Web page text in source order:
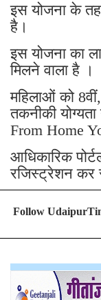
इस योजना के
है।
इस योजना का
मिलने वाला है ।
महिलाओं को
तकनीकी
From Home
आधिकारिक
रजिस्ट्रेशन
Follow